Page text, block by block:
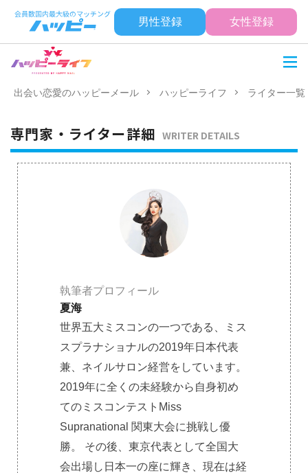
男性登録 女性登録
出会い恋愛のハッピーメール ハッピーライフ ライター一覧
専門家・ライター詳細 WRITER DETAILS
執筆者プロフィール
夏海
世界五大ミスコンの一つである、ミス
スプラナショナルの2019年日本代表
兼、ネイルサロン経営をしています。
2019年に全くの未経験から自身初め
てのミスコンテストMiss
Supranational 関東大会に挑戦し優
勝。 その後、東京代表として全国大
会出場し日本一の座に輝き、現在は経